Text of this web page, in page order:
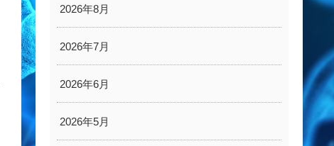
2026年8月
2026年7月
2026年6月
2026年5月